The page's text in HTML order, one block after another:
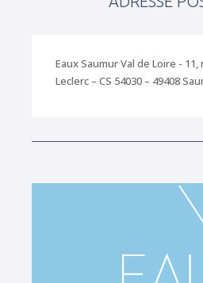
Eaux Saumur Val de Loire -
Leclerc – CS 54030 – 49408